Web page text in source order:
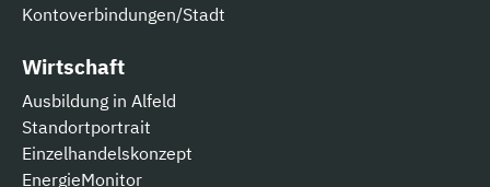
Kontoverbindungen/Stadt
Wirtschaft
Ausbildung in Alfeld
Standortportrait
Einzelhandelskonzept
EnergieMonitor